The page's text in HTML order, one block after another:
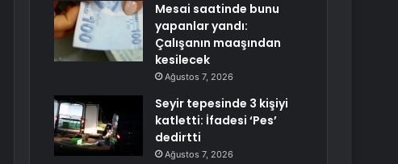
Mesai saatinde bunu
yapanlar yandı:
Çalışanın maaşından
kesilecek
Ağustos 7, 2026
Seyir tepesinde 3 kişiyi
katletti: İfadesi ‘Pes’
dedirtti
Ağustos 7, 2026